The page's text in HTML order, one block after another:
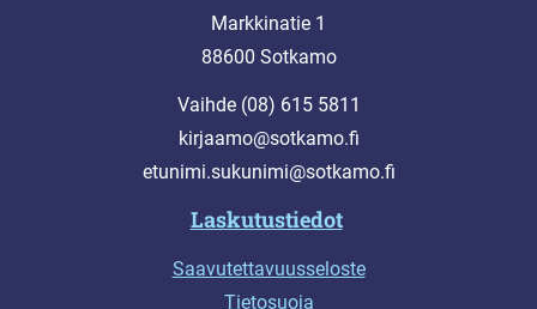
Markkinatie 1
88600 Sotkamo
Vaihde (08) 615 5811
kirjaamo@sotkamo.fi
etunimi.sukunimi@sotkamo.fi
Laskutustiedot
Saavutettavuusseloste
Tietosuoja